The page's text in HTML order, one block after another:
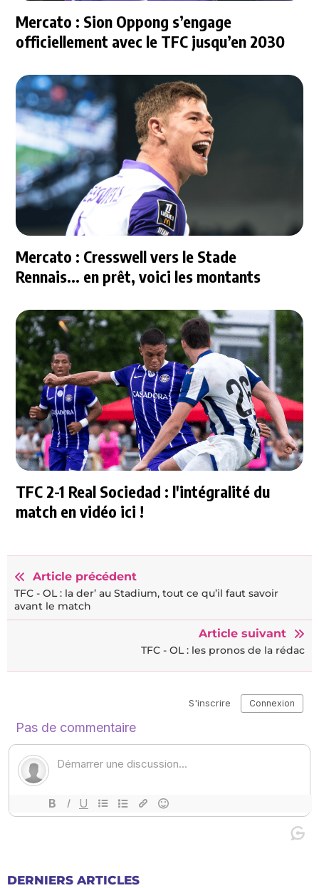
Mercato : Sion Oppong s’engage
officiellement avec le TFC jusqu’en 2030
Mercato : Cresswell vers le Stade
Rennais... en prêt, voici les montants
TFC 2-1 Real Sociedad : l'intégralité du
match en vidéo ici !
Article précédent
TFC - OL : la der’ au Stadium, tout ce qu’il faut savoir
avant le match
Article suivant
TFC - OL : les pronos de la rédac
DERNIERS ARTICLES